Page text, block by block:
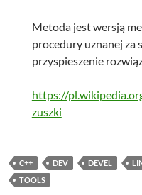
Metoda jest wersją
procedury uznanej za
przyspieszenie
https://
zuszki
C++ DEV DEVEL
TOOLS